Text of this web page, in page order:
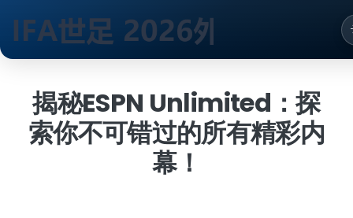
揭秘ESPN Unlimited：探
索你不可错过的所有精彩内
幕！